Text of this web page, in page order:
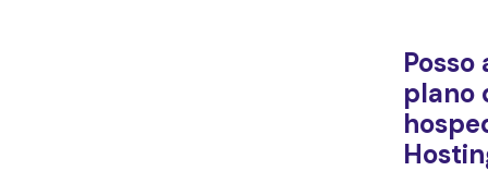
plano